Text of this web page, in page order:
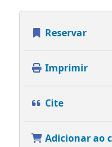
Reservar
Imprimir
Cite
Adicionar ao